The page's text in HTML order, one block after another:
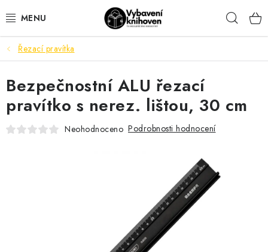
na
VYBAVENÍ KNIHOVEN
KANCELÁŘSKÉ POTŘEBY
DŮM A DOMÁCÍ POTŘEBY
Odstoupení od smlouvy
Kontakty
Řezací pravítka
Bezpečnostní ALU řezací
pravítko s nerez. lištou, 30 cm
Neohodnoceno Podrobnosti hodnocení